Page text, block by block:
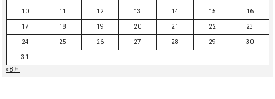
10 11 12 13 14 15 16
17 18 19 20 21 22 23
24 25 26 27 28 29 30
31
« 8月